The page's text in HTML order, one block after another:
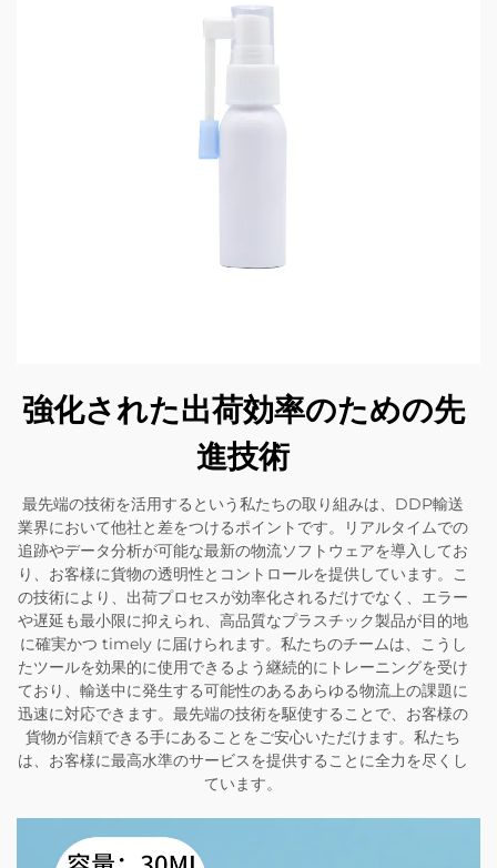
強化された出荷効率のための先
進技術
最先端の技術を活用するという私たちの取り組みは、DDP輸送
業界において他社と差をつけるポイントです。リアルタイムでの
追跡やデータ分析が可能な最新の物流ソフトウェアを導入してお
り、お客様に貨物の透明性とコントロールを提供しています。こ
の技術により、出荷プロセスが効率化されるだけでなく、エラー
や遅延も最小限に抑えられ、高品質なプラスチック製品が目的地
に確実かつ timely に届けられます。私たちのチームは、こうし
たツールを効果的に使用できるよう継続的にトレーニングを受け
ており、輸送中に発生する可能性のあるあらゆる物流上の課題に
迅速に対応できます。最先端の技術を駆使することで、お客様の
貨物が信頼できる手にあることをご安心いただけます。私たち
は、お客様に最高水準のサービスを提供することに全力を尽くし
ています。